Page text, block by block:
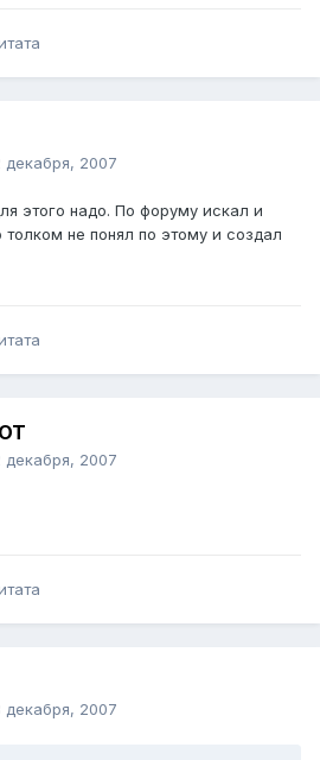
декабря, 2007
этого надо. По форуму искал и
толком не понял по этому и создал
декабря, 2007
декабря, 2007